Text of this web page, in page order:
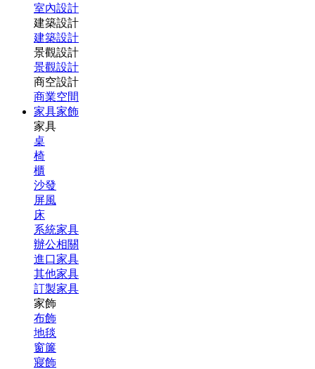
室內設計
建築設計
建築設計
景觀設計
景觀設計
商空設計
商業空間
家具家飾
家具
桌
椅
櫃
沙發
屏風
床
系統家具
辦公相關
進口家具
其他家具
訂製家具
家飾
布飾
地毯
窗簾
寢飾